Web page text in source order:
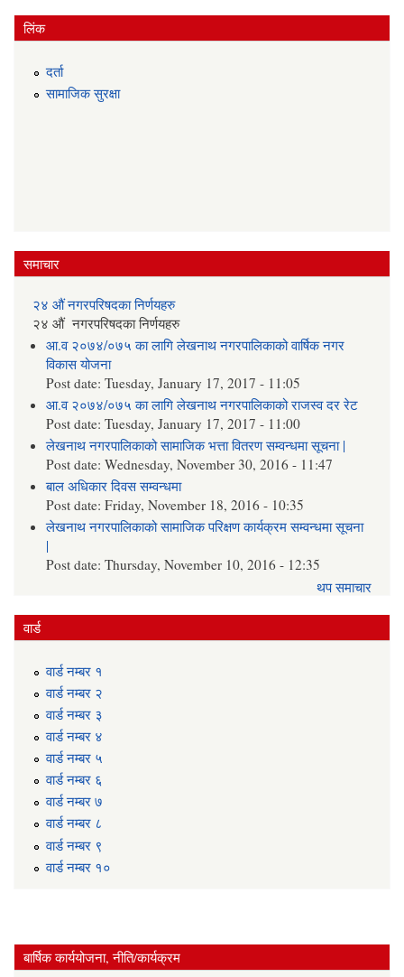
लिंक
दर्ता
सामाजिक सुरक्षा
समाचार
२४ औं नगरपरिषदका निर्णयहरु
२४ औं नगरपरिषदका निर्णयहरु
आ.व २०७४/०७५ का लागि लेखनाथ नगरपालिकाको वार्षिक नगर
विकास योजना
Post date:Tuesday, January 17, 2017 - 11:05
आ.व २०७४/०७५ का लागि लेखनाथ नगरपालिकाको राजस्व दर रेट
Post date:Tuesday, January 17, 2017 - 11:00
लेखनाथ नगरपालिकाको सामाजिक भत्ता वितरण सम्वन्धमा सूचना |
Post date:Wednesday, November 30, 2016 - 11:47
बाल अधिकार दिवस सम्वन्धमा
Post date:Friday, November 18, 2016 - 10:35
लेखनाथ नगरपालिकाको सामाजिक परिक्षण कार्यक्रम सम्वन्धमा सूचना
|
Post date:Thursday, November 10, 2016 - 12:35
थप समाचार
वार्ड
वार्ड न‌म्बर १
वार्ड न‌म्बर २
वार्ड न‌म्बर ३
वार्ड न‌म्बर ४
वार्ड न‌म्बर ५
वार्ड न‌म्बर ६
वार्ड न‌म्बर ७
वार्ड न‌म्बर ८
वार्ड न‌म्बर ९
वार्ड न‌म्बर १०
बार्षिक कार्ययोजना, नीति/कार्यक्रम